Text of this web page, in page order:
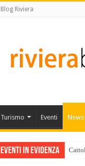
Blog Riviera
Turismo Eventi News
Eventi in Evidenza